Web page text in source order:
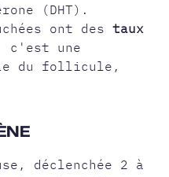
(DHT).
ont destaux
c'est une
du follicule,
déclenchée 2 à